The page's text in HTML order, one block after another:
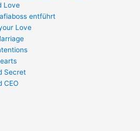
Love
entführt
Love
Secret
CEO